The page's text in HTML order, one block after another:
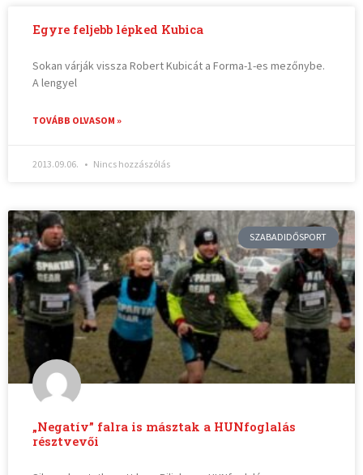
Egyre feljebb lépked Kubica
Sokan várják vissza Robert Kubicát a Forma-1-es mezőnybe.
A lengyel
TOVÁBB OLVASOM »
2013.09.06. Nincs hozzászólás
SZABADIDŐSPORT
„Negatív” falra is másztak a HUNfoglalás
résztvevői